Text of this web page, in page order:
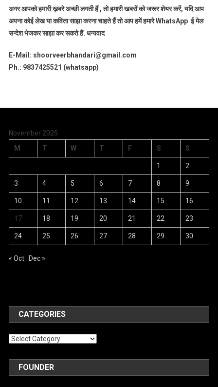
अगर आपको हमारी ख़बरे अच्छी लगती हैं , तो हमारी खबरों को जरूर शेयर करें, यदि आप
अपना कोई लेख या कविता साझा करना चाहते हैं तो आप हमें हमारे WhatsApp ई मेल
सन्देश भेजकर साझा कर सकते हैं. धन्यवाद
E-Mail: shoorveerbhandari@gmail.com
Ph.: 9837425521 (whatsapp)
November 2025
M
T W T F S S
1 2
3 4 5 6 7 8 9
10 11 12 13 14 15 16
17 18 19 20 21 22 23
24 25 26 27 28 29 30
« Oct Dec »
CATEGORIES
Categories
FOUNDER